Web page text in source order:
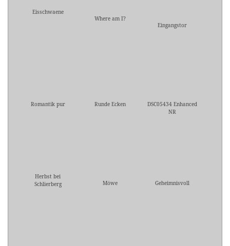
Eisschwaene
Where am I?
Eingangstor
Romantik pur Runde Ecken
DSC05434 Enhanced
NR
Herbst bei
Schlierberg
Möwe Geheimnisvoll